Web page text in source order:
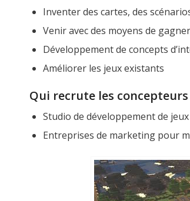
Inventer des cartes, des
Venir avec des moyens de
Développement de concepts
Améliorer les jeux existants
Qui recrute les
Studio de développement de
Entreprises de marketing pour